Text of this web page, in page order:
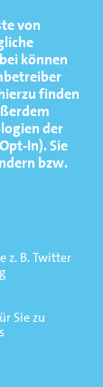
von
können
finden
der
In). Sie
bzw.
z. B. Twitter
Sie zu